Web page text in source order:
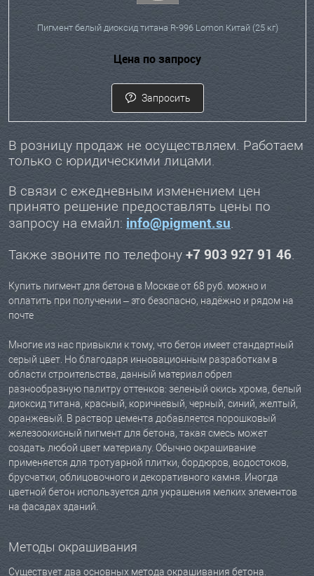
Пигмент белый диоксид титана R-996 Lomon Китай (25 кг)
Цена по запросу
Запросить
В розницу продаж не осуществляем. Работаем
только с юридическими лицами.
В связи с ежедневным изменением цен
принято решение предоставлять цены по
запросу на емайл: info@pigment.su.
Также звоните по телефону+7 903 927 91 46.
Купить пигмент для бетона в Москве от 68 руб. можно и
оплатить при получении – это безопасно, надёжно и рядом на
почте
Многие из нас привыкли к тому, что бетон имеет стандартный
серый цвет. Но благодаря инновационным разработкам в
области строительства, данный материал обрел
разнообразную палитру оттенков: зеленый окись хрома, белый
диоксид титана, красный, коричневый, черный, синий, желтый,
оранжевый. В раствор цемента добавляется порошковый
железоокисный пигмент для бетона, такая смесь может
создать любой цвет материалу. Обычно окрашивание
применяется для тротуарной плитки, бордюров, водостоков,
брусчатки, облицовочного и декоративного камня. Иногда
цветной бетон используется для украшения мелких элементов
на фасадах зданий.
Методы окрашивания
Существует два основных метода окрашивания бетона.